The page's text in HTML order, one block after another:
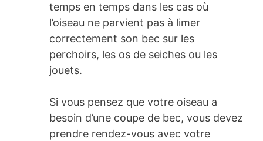
temps en temps dans les cas où
l’oiseau ne parvient pas à limer
correctement son bec sur les
perchoirs, les os de seiches ou les
jouets.
Si vous pensez que votre oiseau a
besoin d’une coupe de bec, vous devez
prendre rendez-vous avec votre